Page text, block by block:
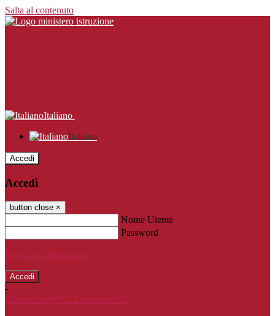
Salta al contenuto
Italiano
Italiano
Accedi
Accedi
button close ×
Nome Utente
Password
Password dimenticata?
-
Entra con SPID
Entra con CIE